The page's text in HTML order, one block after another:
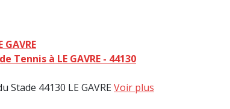
GAVRE
Tennis à LE GAVRE - 44130
Stade 44130 LE GAVREVoir plus